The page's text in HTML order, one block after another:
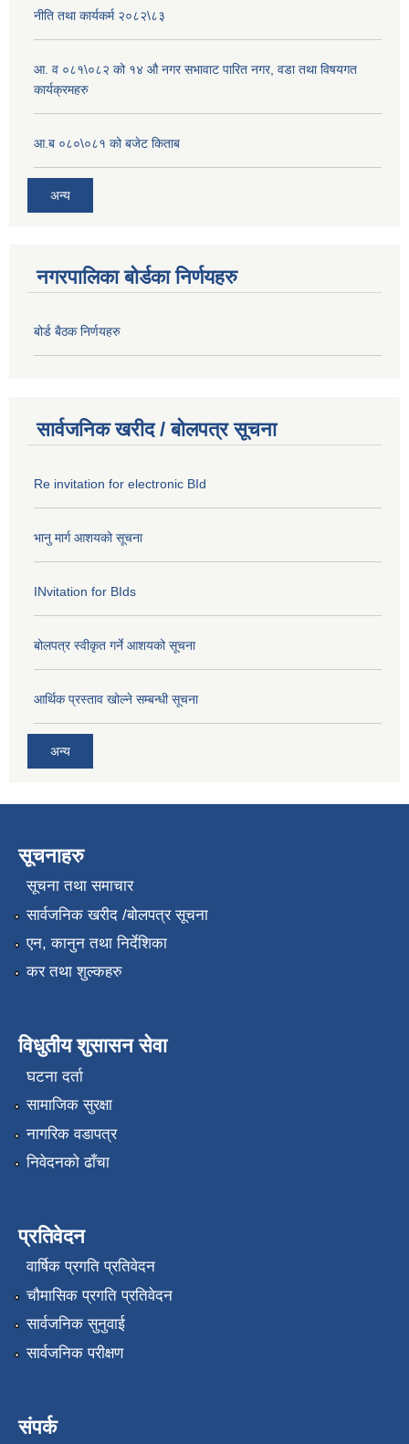
नीति तथा कार्यकर्म २०८२\८३
आ. व ०८१\०८२ को १४ औ नगर सभावाट पारित नगर, वडा तथा विषयगत
कार्यक्रमहरु
आ.ब ०८०\०८१ को बजेट किताब
अन्य
नगरपालिका बोर्डका निर्णयहरु
बोर्ड बैठक निर्णयहरु
सार्वजनिक खरीद / बोलपत्र सूचना
Re invitation for electronic BId
भानु मार्ग आशयको सूचना
INvitation for BIds
बोलपत्र स्वीकृत गर्ने आशयको सूचना
आर्थिक प्रस्ताव खोल्ने सम्बन्धी सूचना
अन्य
सूचनाहरु
सूचना तथा समाचार
सार्वजनिक खरीद /बोलपत्र सूचना
एन, कानुन तथा निर्देशिका
कर तथा शुल्कहरु
विधुतीय शुसासन सेवा
घटना दर्ता
सामाजिक सुरक्षा
नागरिक वडापत्र
निवेदनको ढाँचा
प्रतिवेदन
वार्षिक प्रगति प्रतिवेदन
चौमासिक प्रगति प्रतिवेदन
सार्वजनिक सुनुवाई
सार्वजनिक परीक्षण
संपर्क